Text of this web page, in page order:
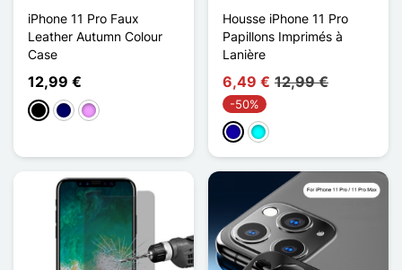
iPhone 11 Pro Faux
Leather Autumn Colour
Case
12,99 €
PretoAzul marinho
Violeta ligeira
Housse iPhone 11 Pro
Papillons Imprimés à
Lanière
6,49 € 12,99 €
-50%
Azul Escuro
Ciano